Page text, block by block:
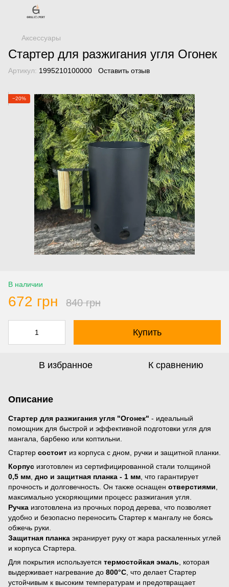
Аксессуары
Стартер для разжигания угля Огонек
Артикул: 1995210100000 Оставить отзыв
−20%
В наличии
672 грн 840 грн
Купить
В избранное К сравнению
Описание
Стартер для разжигания угля "Огонек" - идеальный
помощник для быстрой и эффективной подготовки угля для
мангала, барбекю или коптильни.
Стартер состоит из корпуса с дном, ручки и защитной планки.
Корпус изготовлен из сертифицированной стали толщиной
0,5 мм дно и защитная планка - 1 мм , что гарантирует
прочность и долговечность. Он также оснащен отверстиями
максимально ускоряющими процесс разжигания угля.
Ручка изготовлена из прочных пород дерева, что позволяет
удобно и безопасно переносить Стартер к мангалу не боясь
обжечь руки.
Защитная планка экранирует руку от жара раскаленных углей
и корпуса Стартера.
Для покрытия используется термостойкая эмаль , которая
выдерживает нагревание до 800°C , что делает Стартер
устойчивым к высоким температурам и предотвращает